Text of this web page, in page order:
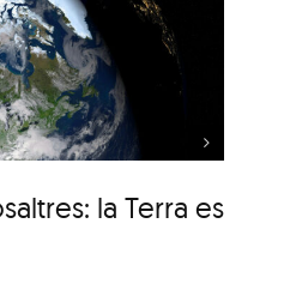
la Terra es
a nosaltres:
es mou